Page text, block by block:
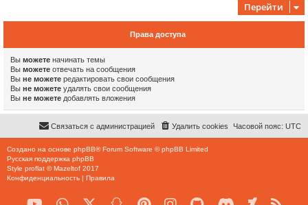
Перейти
Права доступа
Вы можете начинать темы
Вы можете отвечать на сообщения
Вы не можете редактировать свои сообщения
Вы не можете удалять свои сообщения
Вы не можете добавлять вложения
Часовой пояс: UTC
Удалить cookies
Связаться с администрацией
Создано на основе phpBB® Forum Software © phpBB Limited
Русская поддержка phpBB
Style proflat ©Mazeltof 2017
Конфиденциальность | Правила